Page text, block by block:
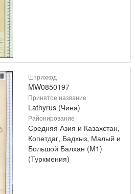
Штрихкод
MW0850197
Принятое название
Lathyrus (Чина)
Районирование
Средняя Азия и Казахстан,
Копетдаг, Бадхыз, Малый и
Большой Балхан (M1)
(Туркмения)